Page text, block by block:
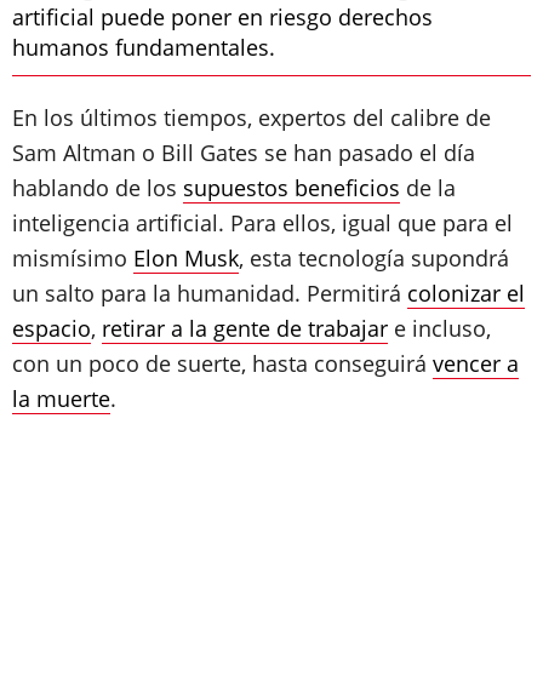
artificial puede poner en riesgo derechos
humanos fundamentales.
En los últimos tiempos, expertos del calibre de
Sam Altman o Bill Gates se han pasado el día
hablando de los supuestos beneficios de la
inteligencia artificial. Para ellos, igual que para el
mismísimo Elon Musk, esta tecnología supondrá
un salto para la humanidad. Permitirá colonizar el
espacio, retirar a la gente de trabajar e incluso,
con un poco de suerte, hasta conseguirá vencer a
la muerte.